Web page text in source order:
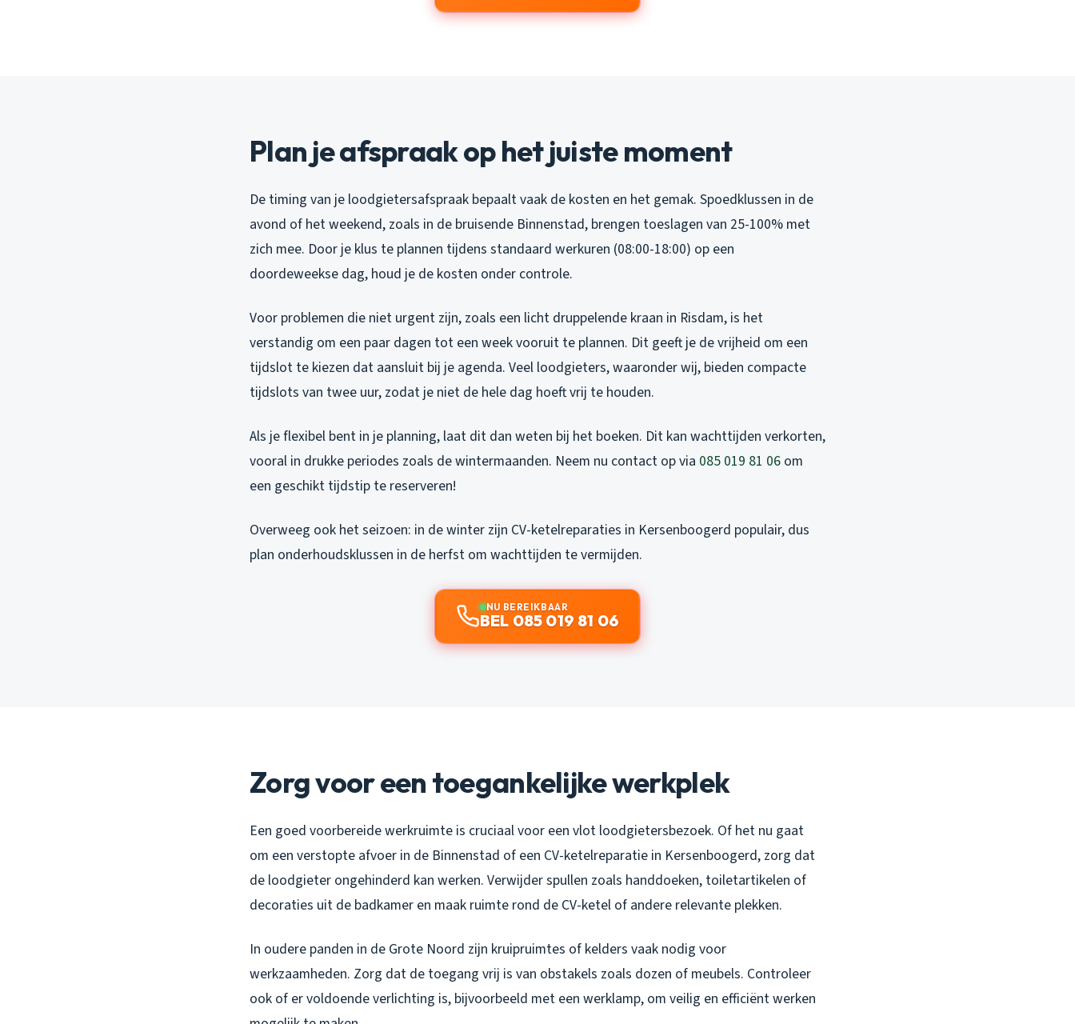
Plan je afspraak op het juiste moment
De timing van je loodgietersafspraak bepaalt vaak de kosten en het gemak. Spoedklussen in de
avond of het weekend, zoals in de bruisende Binnenstad, brengen toeslagen van 25-100% met
zich mee. Door je klus te plannen tijdens standaard werkuren (08:00-18:00) op een
doordeweekse dag, houd je de kosten onder controle.
Voor problemen die niet urgent zijn, zoals een licht druppelende kraan in Risdam, is het
verstandig om een paar dagen tot een week vooruit te plannen. Dit geeft je de vrijheid om een
tijdslot te kiezen dat aansluit bij je agenda. Veel loodgieters, waaronder wij, bieden compacte
tijdslots van twee uur, zodat je niet de hele dag hoeft vrij te houden.
Als je flexibel bent in je planning, laat dit dan weten bij het boeken. Dit kan wachttijden verkorten,
vooral in drukke periodes zoals de wintermaanden. Neem nu contact op via 085 019 81 06 om
een geschikt tijdstip te reserveren!
Overweeg ook het seizoen: in de winter zijn CV-ketelreparaties in Kersenboogerd populair, dus
plan onderhoudsklussen in de herfst om wachttijden te vermijden.
NU BEREIKBAAR
BEL 085 019 81 06
Zorg voor een toegankelijke werkplek
Een goed voorbereide werkruimte is cruciaal voor een vlot loodgietersbezoek. Of het nu gaat
om een verstopte afvoer in de Binnenstad of een CV-ketelreparatie in Kersenboogerd, zorg dat
de loodgieter ongehinderd kan werken. Verwijder spullen zoals handdoeken, toiletartikelen of
decoraties uit de badkamer en maak ruimte rond de CV-ketel of andere relevante plekken.
In oudere panden in de Grote Noord zijn kruipruimtes of kelders vaak nodig voor
werkzaamheden. Zorg dat de toegang vrij is van obstakels zoals dozen of meubels. Controleer
ook of er voldoende verlichting is, bijvoorbeeld met een werklamp, om veilig en efficiënt werken